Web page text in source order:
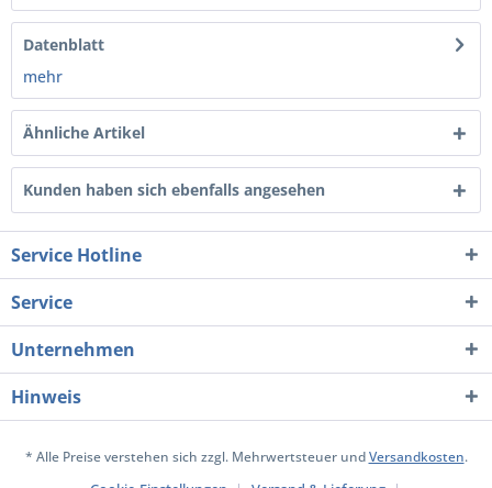
Datenblatt
mehr
Ähnliche Artikel
Kunden haben sich ebenfalls angesehen
Service Hotline
Service
Unternehmen
Hinweis
* Alle Preise verstehen sich zzgl. Mehrwertsteuer undVersandkosten.